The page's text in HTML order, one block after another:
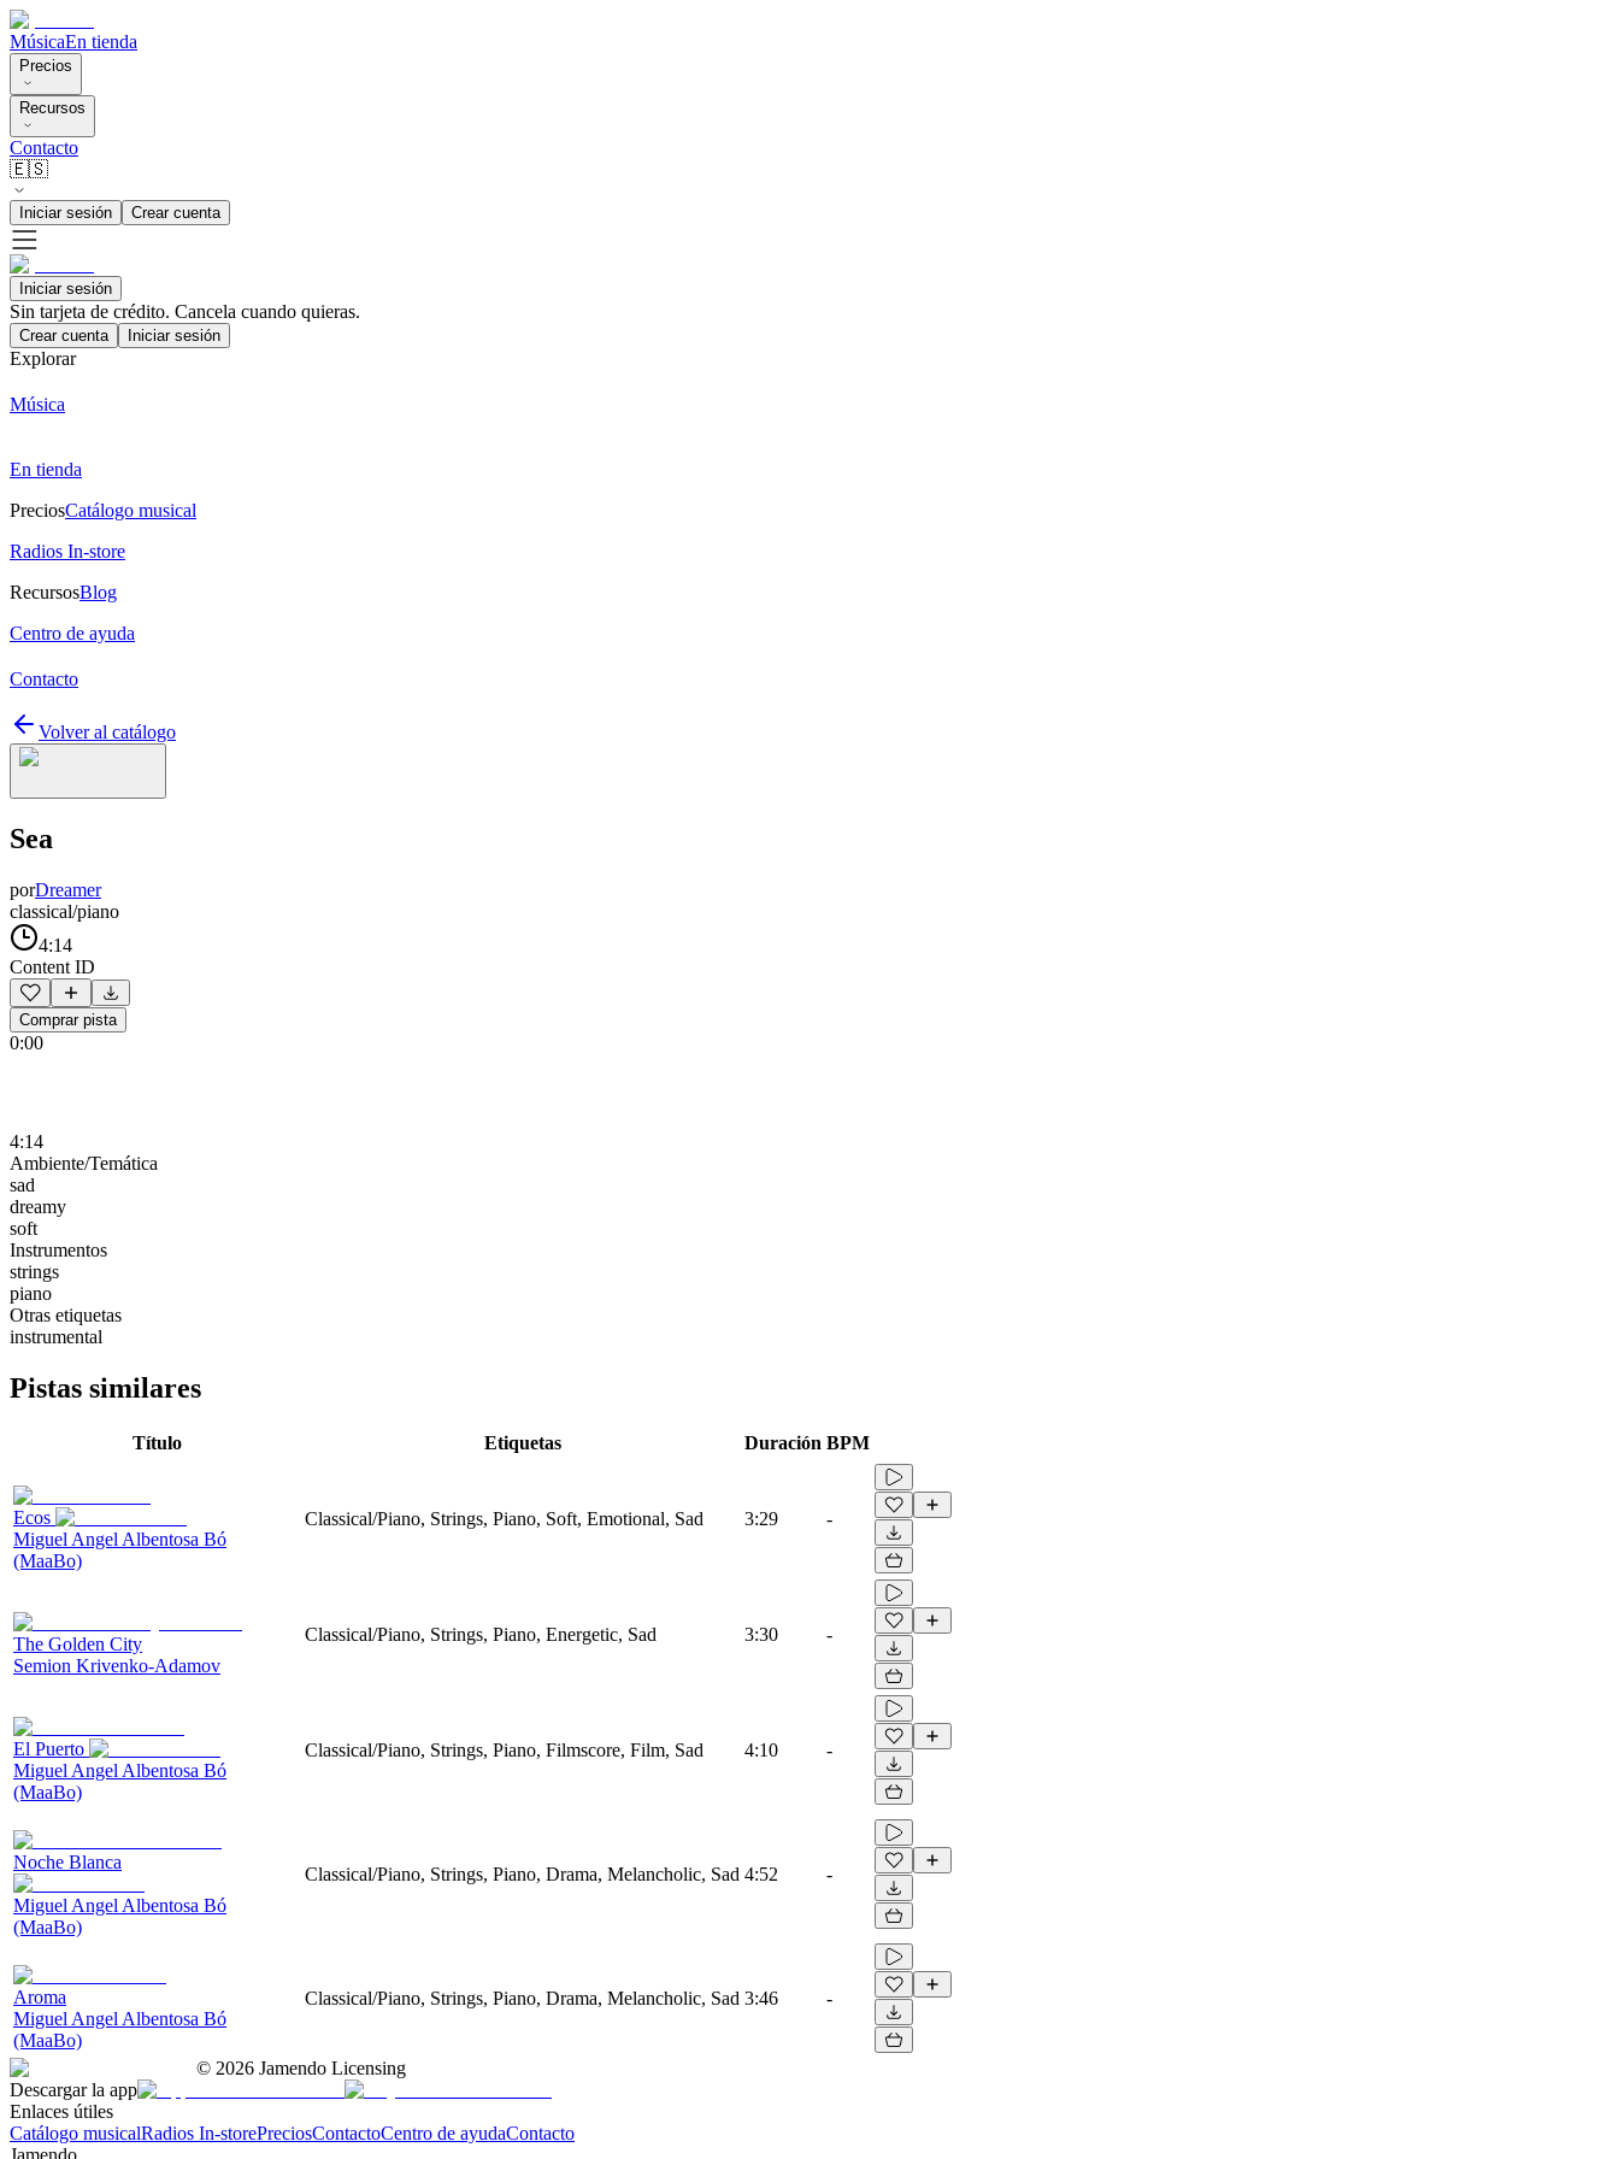
MúsicaEn tienda
Precios
Recursos
Contacto
🇪🇸
Iniciar sesión Crear cuenta
Iniciar sesión
Sin tarjeta de crédito. Cancela cuando quieras.
Crear cuenta Iniciar sesión
Explorar
Música
En tienda
PreciosCatálogo musical
Radios In-store
RecursosBlog
Centro de ayuda
Contacto
Volver al catálogo
Sea
porDreamer
classical/piano
4:14
Content ID
Comprar pista
0:00
4:14
Ambiente/Temática
sad
dreamy
soft
Instrumentos
strings
piano
Otras etiquetas
instrumental
Pistas similares
Título Etiquetas Duración BPM
Ecos
Miguel Angel Albentosa Bó
(MaaBo)
Classical/Piano, Strings, Piano, Soft, Emotional, Sad 3:29 -
The Golden City
Semion Krivenko-Adamov
Classical/Piano, Strings, Piano, Energetic, Sad 3:30 -
El Puerto
Miguel Angel Albentosa Bó
(MaaBo)
Classical/Piano, Strings, Piano, Filmscore, Film, Sad 4:10 -
Noche Blanca
Miguel Angel Albentosa Bó
(MaaBo)
Classical/Piano, Strings, Piano, Drama, Melancholic, Sad 4:52 -
Aroma
Miguel Angel Albentosa Bó
(MaaBo)
Classical/Piano, Strings, Piano, Drama, Melancholic, Sad 3:46 -
© 2026 Jamendo Licensing
Descargar la app
Enlaces útiles
Catálogo musicalRadios In-storePreciosContactoCentro de ayudaContacto
Jamendo